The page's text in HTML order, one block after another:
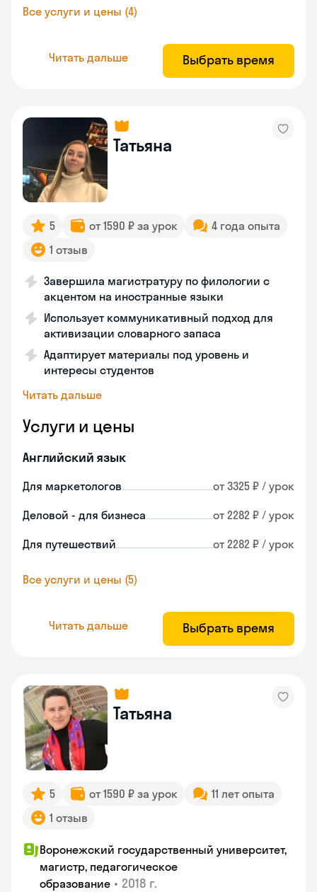
Все услуги и цены (4)
Читать дальше Выбрать время
Татьяна
5 от 1590 ₽ за урок
4 года опыта
1 отзыв
Завершила магистратуру по филологии с
акцентом на иностранные языки
Использует коммуникативный подход для
активизации словарного запаса
Адаптирует материалы под уровень и
интересы студентов
Читать дальше
Услуги и цены
Английский язык
Для маркетологов от 3325 ₽ / урок
Деловой - для бизнеса от 2282 ₽ / урок
Для путешествий от 2282 ₽ / урок
Все услуги и цены (5)
Читать дальше Выбрать время
Татьяна
5 от 1590 ₽ за урок
11 лет опыта
1 отзыв
Воронежский государственный университет,
магистр, педагогическое
образование • 2018 г.